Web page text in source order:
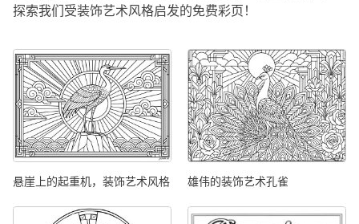
探索我们受装饰艺术风格启发的免费彩页！
悬崖上的起重机，装饰艺术风格 雄伟的装饰艺术孔雀